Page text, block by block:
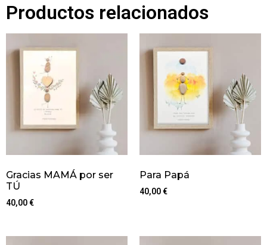
Productos relacionados
Gracias MAMÁ por ser
TÚ
40,00€
Para Papá
40,00€